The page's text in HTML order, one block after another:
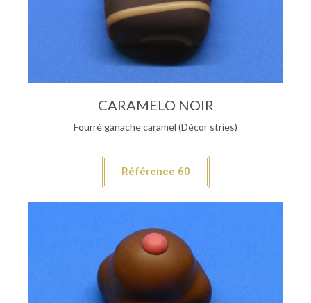
CARAMELO NOIR
Fourré ganache caramel (Décor stries)
Référence 60